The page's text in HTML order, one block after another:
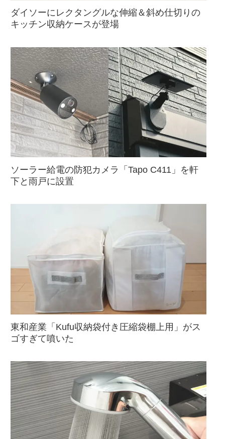
ダイソーにレクタングルな伸縮＆斜め仕切りの
キッチン収納ケースが登場
ソーラー給電の防犯カメラ「Tapo C411」を軒
下と雨戸に設置
東和産業「Kufu収納袋付き圧縮袋棚上用」がス
ゴすぎて噴いた